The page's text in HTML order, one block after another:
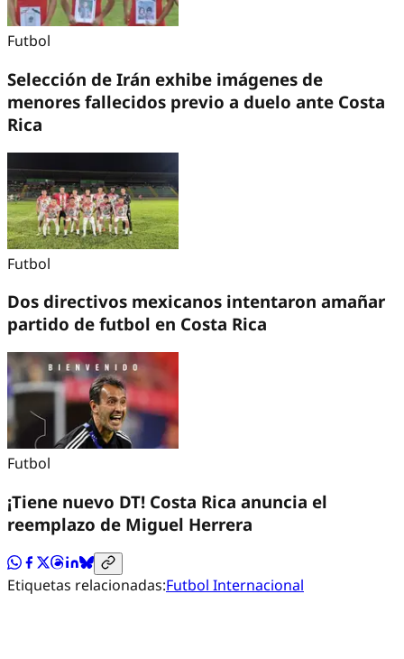
Futbol
Selección de Irán exhibe imágenes de
menores fallecidos previo a duelo ante Costa
Rica
Futbol
Dos directivos mexicanos intentaron amañar
partido de futbol en Costa Rica
Futbol
¡Tiene nuevo DT! Costa Rica anuncia el
reemplazo de Miguel Herrera
Etiquetas relacionadas:Futbol Internacional